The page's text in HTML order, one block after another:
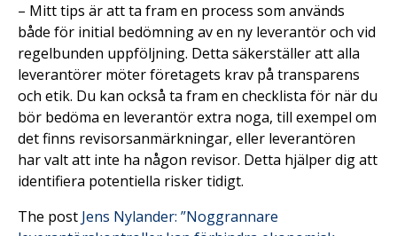
– Mitt tips är att ta fram en process som används
både för initial bedömning av en ny leverantör och vid
regelbunden uppföljning. Detta säkerställer att alla
leverantörer möter företagets krav på transparens
och etik. Du kan också ta fram en checklista för när du
bör bedöma en leverantör extra noga, till exempel om
det finns revisorsanmärkningar, eller leverantören
har valt att inte ha någon revisor. Detta hjälper dig att
identifiera potentiella risker tidigt.
The post Jens Nylander: ”Noggrannare